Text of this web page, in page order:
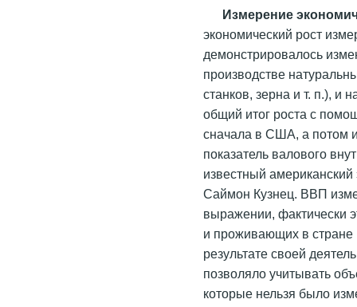
Измерение
экономический рост
демонстрировалось
производстве
станков, зерна и т. п.), и
общий итог роста с
сначала в США, а потом и
показатель валового
известный
Саймон Кузнец. ВВП
выражении, фактически
и проживающих в стране
результате своей
позволяло учитывать
которые нельзя было